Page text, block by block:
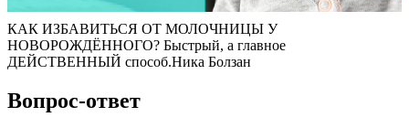
КАК ИЗБАВИТЬСЯ ОТ МОЛОЧНИЦЫ У
НОВОРОЖДЁННОГО? Быстрый, а главное
ДЕЙСТВЕННЫЙ способ.Ника Болзан
Вопрос-ответ